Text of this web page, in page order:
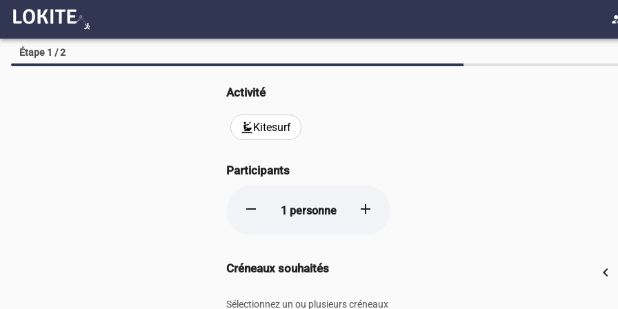
Étape 1 / 2
Activité
kitesurfingKitesurf
Participants
remove 1 personne add
Créneaux souhaités chevron_left
Sélectionnez un ou plusieurs créneaux